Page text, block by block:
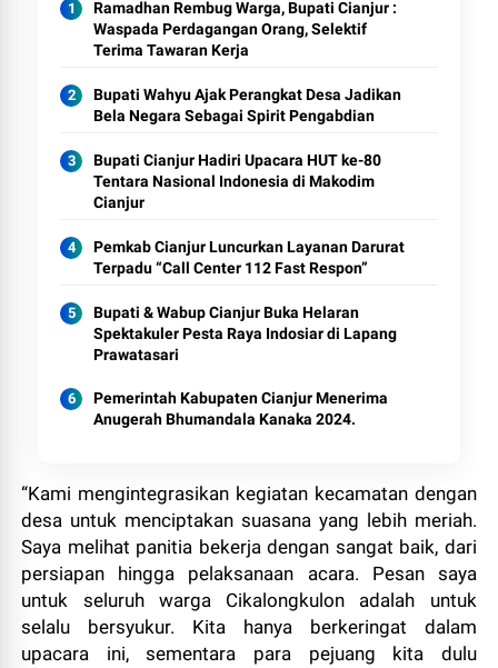
Ramadhan Rembug Warga, Bupati Cianjur :
Waspada Perdagangan Orang, Selektif
Terima Tawaran Kerja
Bupati Wahyu Ajak Perangkat Desa Jadikan
Bela Negara Sebagai Spirit Pengabdian
Bupati Cianjur Hadiri Upacara HUT ke-80
Tentara Nasional Indonesia di Makodim
Cianjur
Pemkab Cianjur Luncurkan Layanan Darurat
Terpadu “Call Center 112 Fast Respon”
Bupati & Wabup Cianjur Buka Helaran
Spektakuler Pesta Raya Indosiar di Lapang
Prawatasari
Pemerintah Kabupaten Cianjur Menerima
Anugerah Bhumandala Kanaka 2024.
“Kami mengintegrasikan kegiatan kecamatan dengan
desa untuk menciptakan suasana yang lebih meriah.
Saya melihat panitia bekerja dengan sangat baik, dari
persiapan hingga pelaksanaan acara. Pesan saya
untuk seluruh warga Cikalongkulon adalah untuk
selalu bersyukur. Kita hanya berkeringat dalam
upacara ini, sementara para pejuang kita dulu